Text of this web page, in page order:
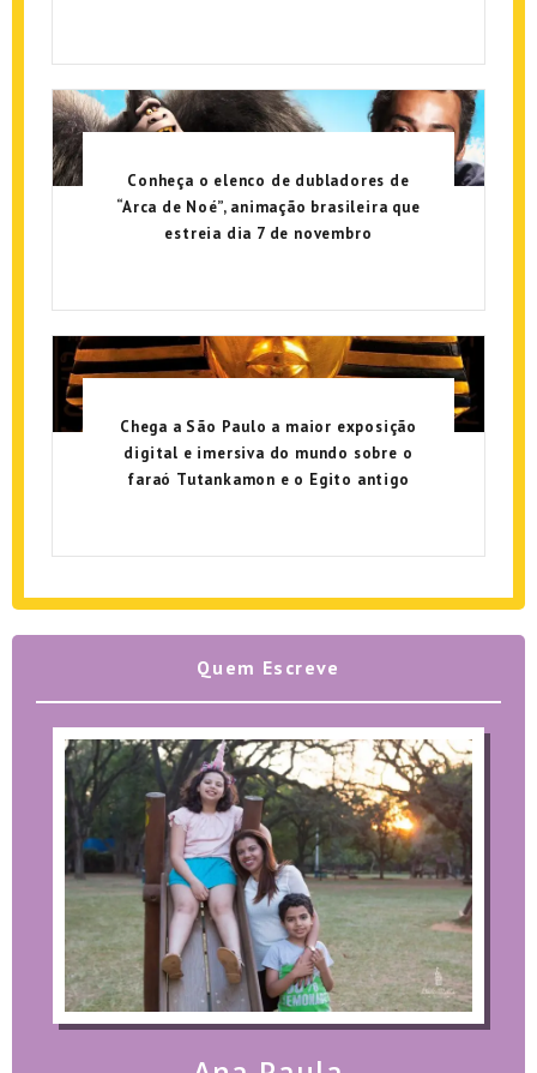
Conheça o elenco de dubladores de
“Arca de Noé”, animação brasileira que
estreia dia 7 de novembro
Chega a São Paulo a maior exposição
digital e imersiva do mundo sobre o
faraó Tutankamon e o Egito antigo
Quem Escreve